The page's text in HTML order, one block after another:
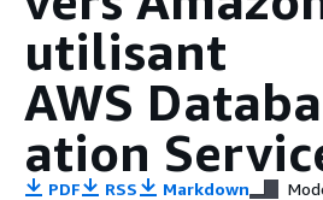
utilisant
AWS
ation
PDF RSS Markdown